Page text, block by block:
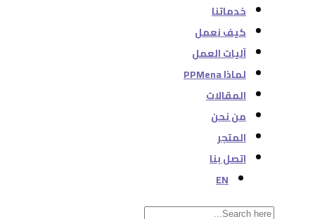
خدماتنا
كيف نعمل
آليات العمل
لماذا PPMena
المقالات
من نحن
المتجر
اتصل بنا
EN